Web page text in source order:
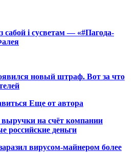
сабой і сусветам — «#Пагода-
новый штраф. Вот за что
Еще от автора
на счёт компании
российские деньги
вирусом-майнером более